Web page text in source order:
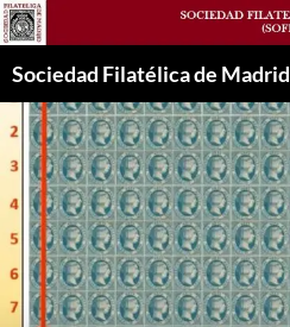
Saltar
al
contenido
Sociedad Filatélica de Madrid